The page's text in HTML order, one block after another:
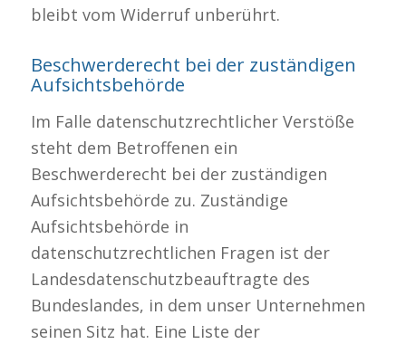
bleibt vom Widerruf unberührt.
Beschwerderecht bei der zuständigen
Aufsichtsbehörde
Im Falle datenschutzrechtlicher Verstöße
steht dem Betroffenen ein
Beschwerderecht bei der zuständigen
Aufsichtsbehörde zu. Zuständige
Aufsichtsbehörde in
datenschutzrechtlichen Fragen ist der
Landesdatenschutzbeauftragte des
Bundeslandes, in dem unser Unternehmen
seinen Sitz hat. Eine Liste der